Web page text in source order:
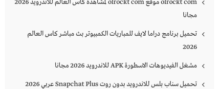
مجانا
تحميل برنامج دراما لايف للمباريات الكمبيوتر بث مباشر كاس العالم
2026
مشغل الفيديوهات الاسطورة APK للاندرويد 2026 مجانا
تحميل سناب بلس للاندرويد بدون روت Snapchat Plus‏ عربي 2026